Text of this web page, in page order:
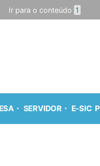
Ir para o conteúdo 1
SERVIDOR E-SIC